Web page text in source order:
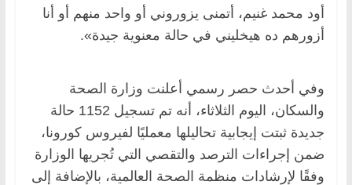
أود محمد غنيم، أتمنى يزوروني أو واحد منهم أو أنا
أزورهم ده هيخليني في حالة معنوية جيدة».
وفي أحدث حصر رسمي أعلنت وزارة الصحة
والسكان، اليوم الثلاثاء، أنه تم تسجيل 1152 حالة
جديدة ثبتت إيجابية تحاليلها معمليًا لفيروس كورونا،
ضمن إجراءات الترصد والتقصي التي تُجريها الوزارة
وفقًا لإرشادات منظمة الصحة العالمية، بالإضافة إلى